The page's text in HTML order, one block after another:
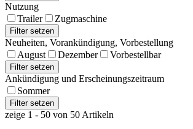
Nutzung
Trailer
Zugmaschine
Neuheiten, Vorankündigung, Vorbestellung
August
Dezember Vorbestellbar
Ankündigung und Erscheinungszeitraum
Sommer
zeige 1 - 50 von 50 Artikeln